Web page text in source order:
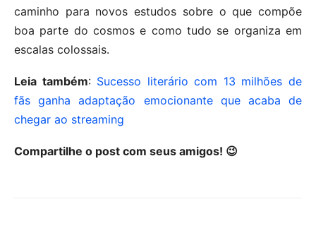
caminho para novos estudos sobre o que compõe
boa parte do cosmos e como tudo se organiza em
escalas colossais.
Leia também: Sucesso literário com 13 milhões de
fãs ganha adaptação emocionante que acaba de
chegar ao streaming
Compartilhe o post com seus amigos! 😉